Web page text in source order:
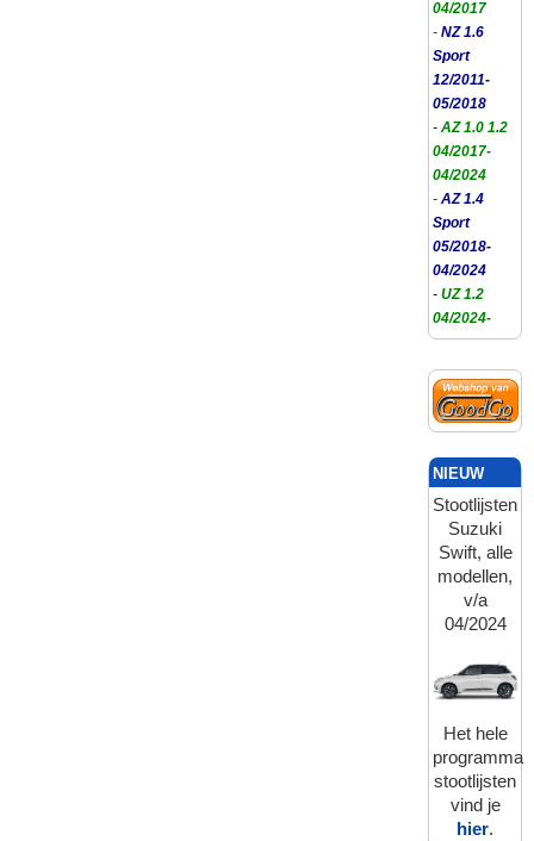
04/2017
- NZ 1.6
Sport
12/2011-
05/2018
- AZ 1.0 1.2
04/2017-
04/2024
- AZ 1.4
Sport
05/2018-
04/2024
- UZ 1.2
04/2024-
NIEUW
Stootlijsten
Suzuki
Swift, alle
modellen,
v/a
04/2024
Het hele
programma
stootlijsten
vind je
hier.